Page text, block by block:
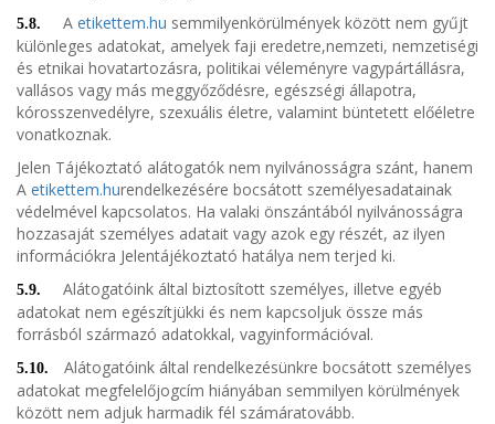
5.8. A etikettem.hu semmilyenkörülmények között nem gyűjt
különleges adatokat, amelyek faji eredetre,nemzeti, nemzetiségi
és etnikai hovatartozásra, politikai véleményre vagypártállásra,
vallásos vagy más meggyőződésre, egészségi állapotra,
kórosszenvedélyre, szexuális életre, valamint büntetett előéletre
vonatkoznak.
Jelen Tájékoztató alátogatók nem nyilvánosságra szánt, hanem
A etikettem.hurendelkezésére bocsátott személyesadatainak
védelmével kapcsolatos. Ha valaki önszántából nyilvánosságra
hozzasaját személyes adatait vagy azok egy részét, az ilyen
információkra Jelentájékoztató hatálya nem terjed ki.
5.9.
Alátogatóink által biztosított személyes, illetve egyéb
adatokat nem egészítjükki és nem kapcsoljuk össze más
forrásból származó adatokkal, vagyinformációval.
5.10.
Alátogatóink által rendelkezésünkre bocsátott személyes
adatokat megfelelőjogcím hiányában semmilyen körülmények
között nem adjuk harmadik fél számáratovább.